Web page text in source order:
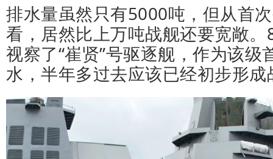
排水量虽然只有5000吨，但从首
看，居然比上万吨战舰还要宽敞
视察了“崔贤”号驱逐舰，作为该级
水，半年多过去应该已经初步形成